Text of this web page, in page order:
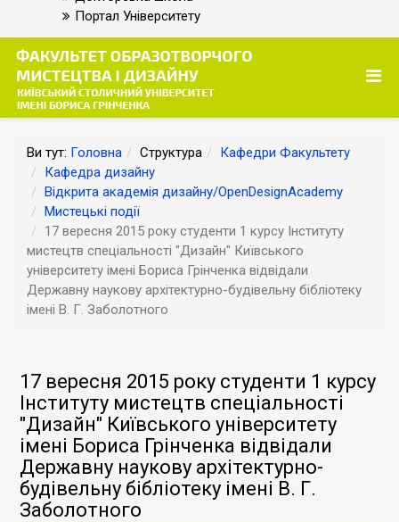
Портал Університету
Ви тут: Головна Структура
Кафедри Факультету
Кафедра дизайну
Відкрита академія дизайну/OpenDesignAcademy
Мистецькі події
17 вересня 2015 року студенти 1 курсу Інституту
мистецтв спеціальності "Дизайн" Київського
університету імені Бориса Грінченка відвідали
Державну наукову архітектурно-будівельну бібліотеку
імені В. Г. Заболотного
17 вересня 2015 року студенти 1 курсу
Інституту мистецтв спеціальності
"Дизайн" Київського університету
імені Бориса Грінченка відвідали
Державну наукову архітектурно-
будівельну бібліотеку імені В. Г.
Заболотного